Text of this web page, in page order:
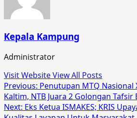
Kepala Kampung
Administrator
Visit WebsiteView All Posts
Post
navigation
Previous: Penutupan MTQ Nasional
Kaltim, NTB Juara 2 Golongan Tafsir
Next: Eks Ketua ISMAKES; KRIS